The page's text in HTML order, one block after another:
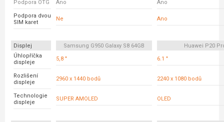
Podpora OTG Ano Ano
Podpora dvou
SIM karet
Ne Ano
Displej Samsung G950 Galaxy S8 64GB
Huawei P20
Úhlopříčka
displeje
5,8 " 6.1 "
Rozlišení
displeje
2960 x 1440 bodů 2240 x 1080 bodů
Technologie
displeje
SUPER AMOLED OLED